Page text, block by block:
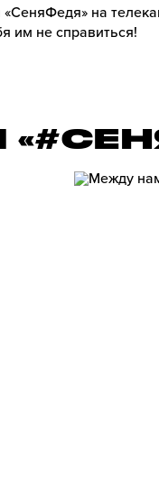
на
им не справиться!